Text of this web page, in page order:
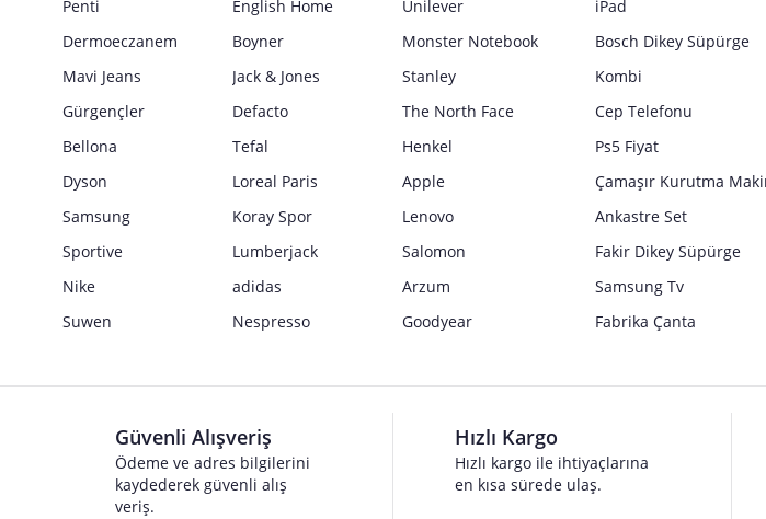
Güvenlik İşaretleri
Penti English Home
Unilever
Dermoeczanem
Boyner
Monster Notebook
Mavi Jeans
Jack & Jones
Stanley
Gürgençler
Defacto
The North Face
Bellona
Tefal
Henkel
Dyson
Loreal Paris
Apple
Samsung
Koray Spor
Lenovo
Sportive
Lumberjack
Salomon
Nike
adidas
Arzum
Suwen
Nespresso Goodyear
iPad
Bosch Dikey Süpürge
Kombi
Cep Telefonu
Ps5 Fiyat
Çamaşır Kurutma
Ankastre Set
Fakir Dikey Süpürge
Samsung Tv
Fabrika Çanta
Güvenli Alışveriş
Ödeme ve adres bilgilerini
kaydederek güvenli alış
veriş.
Hızlı Kargo
Hızlı kargo ile ihtiyaçlarına
en kısa sürede ulaş.